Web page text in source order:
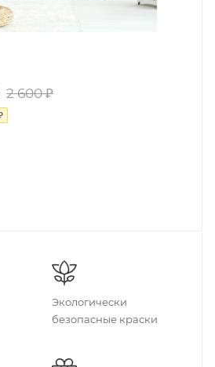
2 600₽
Экологически
безопасные краски